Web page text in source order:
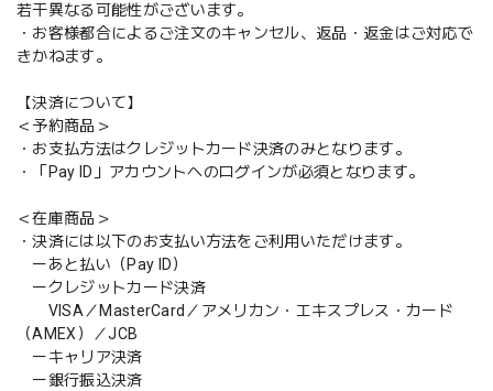
若干異なる可能性がございます。
・お客様都合によるご注文のキャンセル、返品・返金はご対応で
きかねます。
【決済について】
＜予約商品＞
・お支払方法はクレジットカード決済のみとなります。
・「Pay ID」アカウントへのログインが必須となります。
＜在庫商品＞
・決済には以下のお支払い方法をご利用いただけます。
ーあと払い（Pay ID）
ークレジットカード決済
VISA／MasterCard／アメリカン・エキスプレス・カード
（AMEX）／JCB
ーキャリア決済
ー銀行振込決済